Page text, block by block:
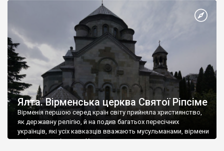
Херсонесі Володимир-язичник, став Василем-християнином.
А потім було Хрещення Русі. На честь Херсонесу Таврійського
Ялта. Вірменська церква Святої Ріпсіме
Вірменія першою серед країн світу прийняла християнство,
як державну релігію, й на подив багатьох пересічних
українців, які усіх кавказців вважають мусульманами, вірмени
є відданими вірянами Христа